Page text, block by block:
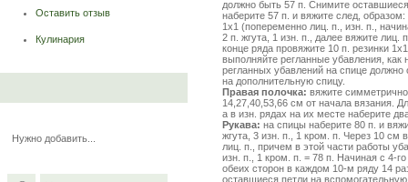
Оставить отзыв
Кулинария
Нужно добавить...
должно быть 57 п. Снимите
наберите 57 п. и вяжите след,
1x1 (попеременно лиц. п., изн. п.,
2 п. жгута, 1 изн. п., далее вяжите лиц.
конце ряда провяжите 10 п. резинки
выполняйте регланные убавления,
регланных убавлений на спице должно
на дополнительную спицу.
Правая полочка: вяжите
14,27,40,53,66 см от начала вязания.
а в изн. рядах на их месте наберите
Рукава: на спицы наберите 80 п. и
жгута, 3 изн. п., 1 кром. п. Через 10 см
лиц. п., причем в этой части работы
изн. п., 1 кром. п. = 78 п. Начиная с 4-
обеих сторон в каждом 10-м ряду 14
оставшиеся петли на